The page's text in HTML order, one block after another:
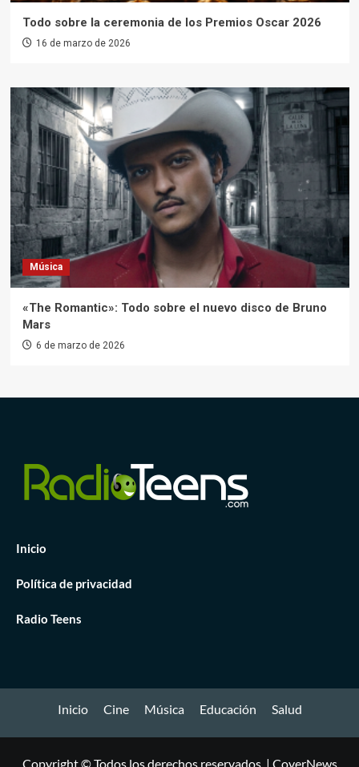
Todo sobre la ceremonia de los Premios Oscar 2026
16 de marzo de 2026
Música
«The Romantic»: Todo sobre el nuevo disco de Bruno
Mars
6 de marzo de 2026
Inicio
Política de privacidad
Radio Teens
Inicio Cine Música Educación Salud
Copyright © Todos los derechos reservados. | CoverNews